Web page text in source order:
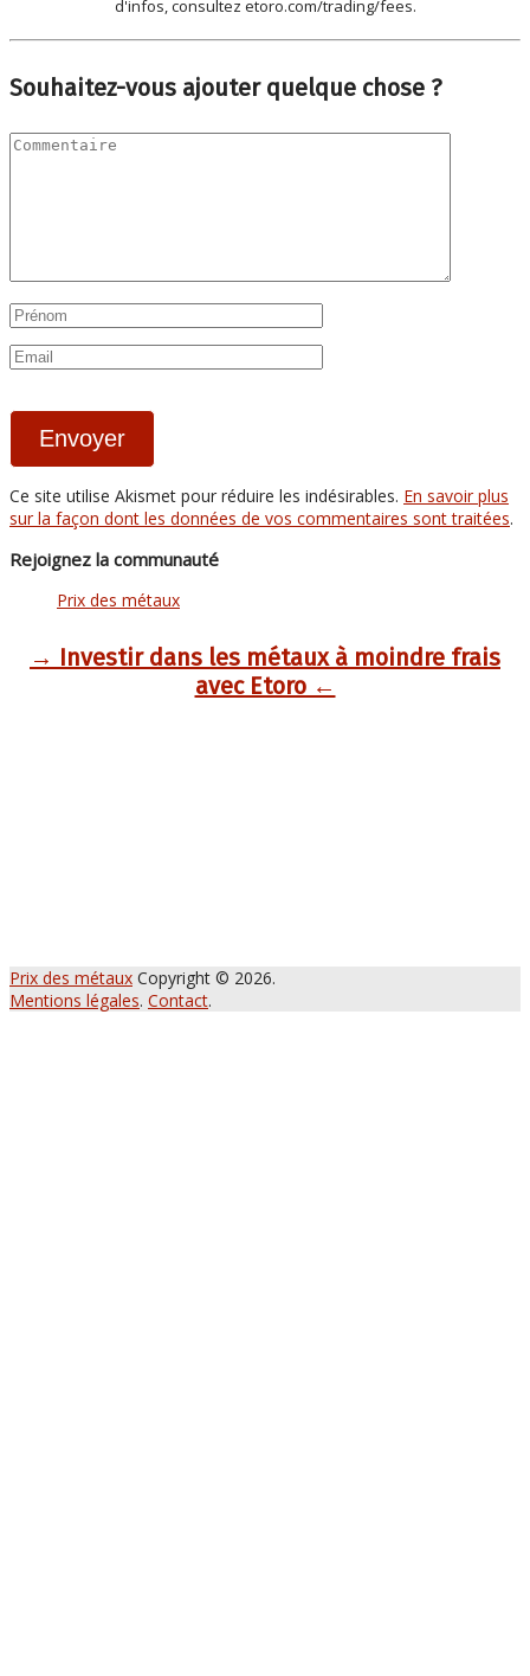
d'infos, consultez etoro.com/trading/fees.
Souhaitez-vous ajouter quelque chose ?
Ce site utilise Akismet pour réduire les indésirables. En savoir plus
sur la façon dont les données de vos commentaires sont traitées.
Rejoignez la communauté
Prix des métaux
→ Investir dans les métaux à moindre frais
avec Etoro ←
Prix des métaux Copyright © 2026.
Mentions légales. Contact.